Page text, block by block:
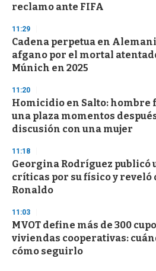
reclamo ante FIFA
11:29
Cadena perpetua en
afgano por el mortal
Múnich en 2025
11:20
Homicidio en Salto: hombre
una plaza momentos
discusión con una mujer
11:18
Georgina Rodríguez publicó
críticas por su físico y reveló
Ronaldo
11:03
MVOT define más de 300
viviendas cooperativas:
cómo seguirlo